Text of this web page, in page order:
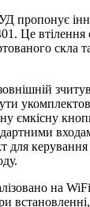
пропонує
Це втілення
скла
ємкісну
для
на